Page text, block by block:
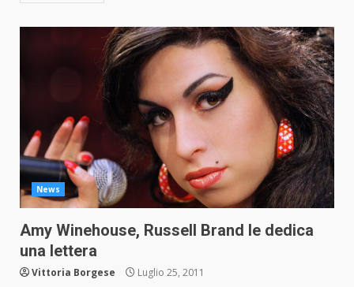
News
Amy Winehouse, Russell Brand le dedica
una lettera
Vittoria Borgese Luglio 25, 2011